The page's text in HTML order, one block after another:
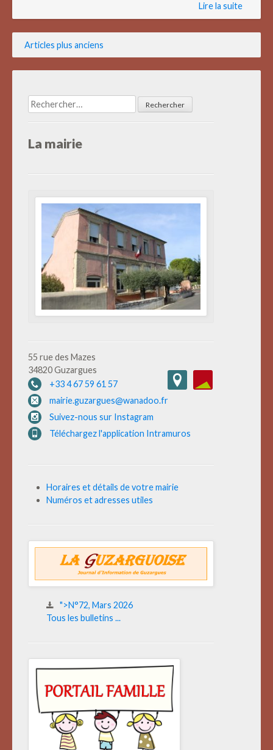
Lire la suite
Navigation
des
Articles plus anciens
Rechercher :
La mairie
55 rue des Mazes
34820 Guzargues
+33 4 67 59 61 57
mairie.guzargues@wanadoo.fr
Suivez-nous sur Instagram
Téléchargez l'application Intramuros
Horaires et détails de votre mairie
Numéros et adresses utiles
">N°72, Mars 2026
Tous les bulletins ...